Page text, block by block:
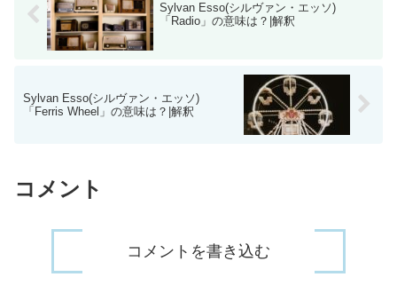
Sylvan Esso(シルヴァン・エッソ)
「Radio」の意味は？|解釈
Sylvan Esso(シルヴァン・エッソ)
「Ferris Wheel」の意味は？|解釈
コメント
コメントを書き込む